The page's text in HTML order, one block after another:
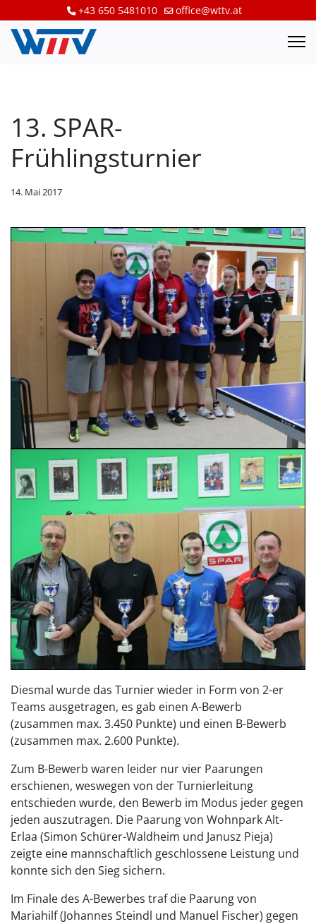
+43 650 5481010 office@wttv.at
13. SPAR-
Frühlingsturnier
14. Mai 2017
Diesmal wurde das Turnier wieder in Form von 2-er
Teams ausgetragen, es gab einen A-Bewerb
(zusammen max. 3.450 Punkte) und einen B-Bewerb
(zusammen max. 2.600 Punkte).
Zum B-Bewerb waren leider nur vier Paarungen
erschienen, weswegen von der Turnierleitung
entschieden wurde, den Bewerb im Modus jeder gegen
jeden auszutragen. Die Paarung von Wohnpark Alt-
Erlaa (Simon Schürer-Waldheim und Janusz Pieja)
zeigte eine mannschaftlich geschlossene Leistung und
konnte sich den Sieg sichern.
Im Finale des A-Bewerbes traf die Paarung von
Mariahilf (Johannes Steindl und Manuel Fischer) gegen